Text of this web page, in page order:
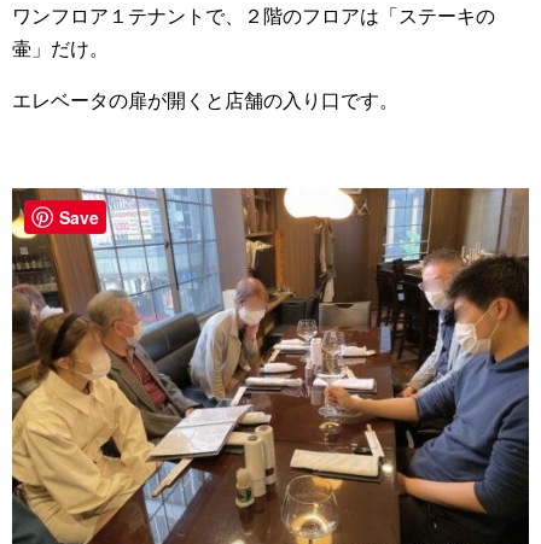
ワンフロア１テナントで、２階のフロアは「ステーキの
壷」だけ。
エレベータの扉が開くと店舗の入り口です。
Save